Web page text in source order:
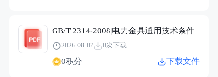
GB/T 2314-2008|电力金具通用技术条件
2026-08-07 0次下载
0积分 下载文件